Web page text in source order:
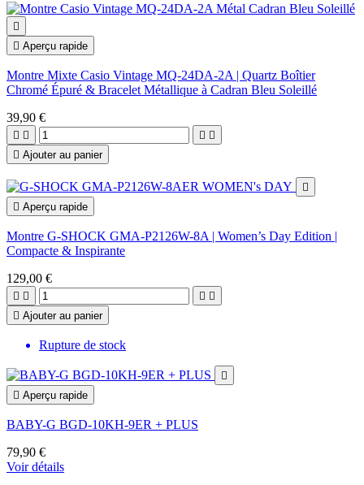

 Aperçu rapide
Montre Mixte Casio Vintage MQ-24DA-2A | Quartz Boîtier
Chromé Épuré & Bracelet Métallique à Cadran Bleu Soleillé
39,90 €
   
 Ajouter au panier

 Aperçu rapide
Montre G-SHOCK GMA-P2126W-8A | Women’s Day Edition |
Compacte & Inspirante
129,00 €
   
 Ajouter au panier
Rupture de stock

 Aperçu rapide
BABY-G BGD-10KH-9ER + PLUS
79,90 €
Voir détails